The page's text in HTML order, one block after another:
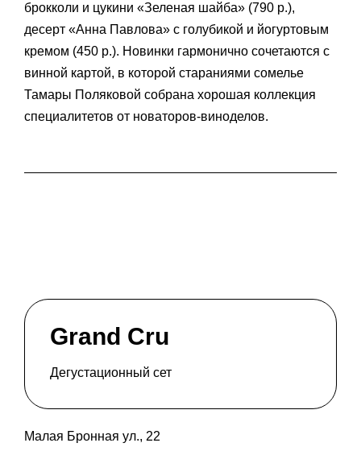
брокколи и цукини «Зеленая шайба» (790 р.),
десерт «Анна Павлова» с голубикой и йогуртовым
кремом (450 р.). Новинки гармонично сочетаются с
винной картой, в которой стараниями сомелье
Тамары Поляковой собрана хорошая коллекция
специалитетов от новаторов-виноделов.
Grand Cru
Дегустационный сет
Малая Бронная ул., 22